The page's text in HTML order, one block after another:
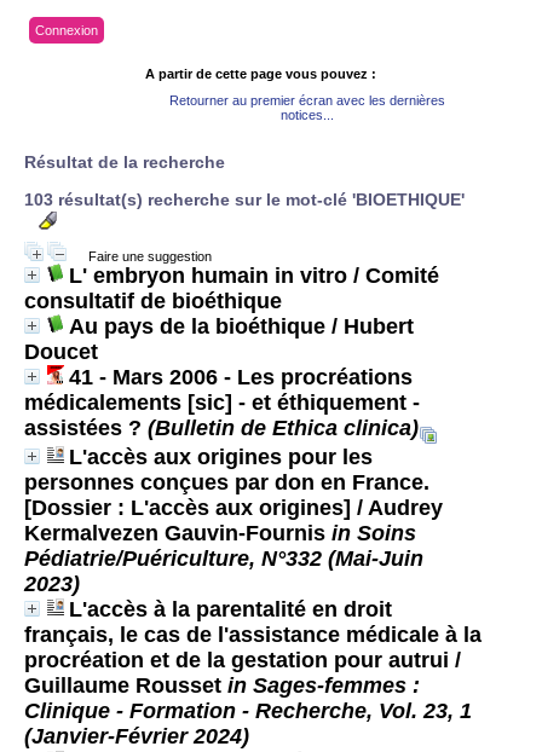
Connexion
A partir de cette page vous pouvez :
Retourner au premier écran avec les dernières
notices...
Résultat de la recherche
103 résultat(s) recherche sur le mot-clé 'BIOETHIQUE'
Faire une suggestion
L' embryon humain in vitro / Comité
consultatif de bioéthique
Au pays de la bioéthique / Hubert
Doucet
41 - Mars 2006 - Les procréations
médicalements [sic] - et éthiquement -
assistées ? (Bulletin de Ethica clinica)
L'accès aux origines pour les
personnes conçues par don en France.
[Dossier : L'accès aux origines] / Audrey
Kermalvezen Gauvin-Fournis in Soins
Pédiatrie/Puériculture, N°332 (Mai-Juin
2023)
L'accès à la parentalité en droit
français, le cas de l'assistance médicale à la
procréation et de la gestation pour autrui /
Guillaume Rousset in Sages-femmes :
Clinique - Formation - Recherche, Vol. 23, 1
(Janvier-Février 2024)